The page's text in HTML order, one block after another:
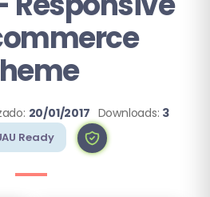
20/01/2017 Downloads: 3
Ready